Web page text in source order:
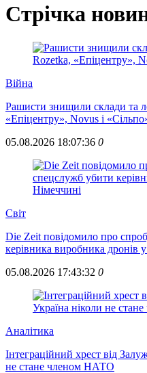
Стрічка
Війна
Рашисти знищили склади та
«Епіцентру», Novus і
05.08.2026 18:07:36 0
Свiт
Die Zeit повідомило про
керівника виробника дронів
05.08.2026 17:43:32 0
Аналітика
Інтеграційний хрест від
не стане членом НАТО